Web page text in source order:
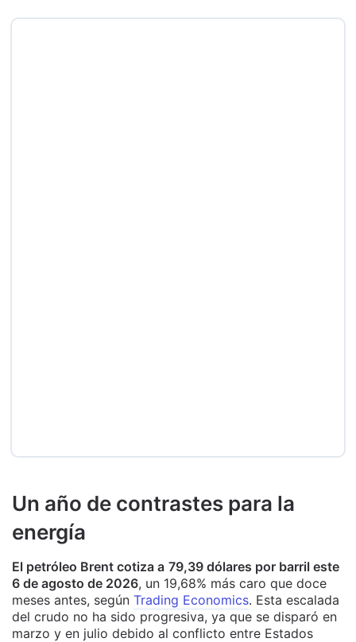
Un año de contrastes para la
energía
El petróleo Brent cotiza a 79,39 dólares por barril este
6 de agosto de 2026, un 19,68% más caro que doce
meses antes, según Trading Economics. Esta escalada
del crudo no ha sido progresiva, ya que se disparó en
marzo y en julio debido al conflicto entre Estados